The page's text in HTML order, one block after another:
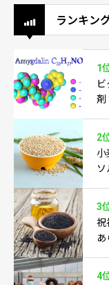
ランキン
1
剤
2
小
ソ
3
祝
4